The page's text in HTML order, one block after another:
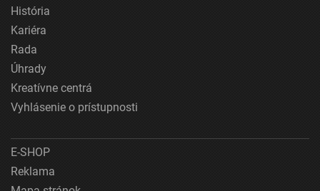
História
Kariéra
Rada
Úhrady
Kreatívne centrá
Vyhlásenie o prístupnosti
E-SHOP
Reklama